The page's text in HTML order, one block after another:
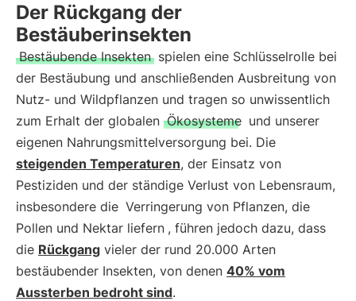
Der Rückgang der
Bestäuberinsekten
Bestäubende Insekten spielen eine Schlüsselrolle bei
der Bestäubung und anschließenden Ausbreitung von
Nutz- und Wildpflanzen und tragen so unwissentlich
zum Erhalt der globalen Ökosysteme und unserer
eigenen Nahrungsmittelversorgung bei. Die
steigenden Temperaturen, der Einsatz von
Pestiziden und der ständige Verlust von Lebensraum,
insbesondere die Verringerung von Pflanzen, die
Pollen und Nektar liefern , führen jedoch dazu, dass
die Rückgang vieler der rund 20.000 Arten
bestäubender Insekten, von denen 40% vom
Aussterben bedroht sind.